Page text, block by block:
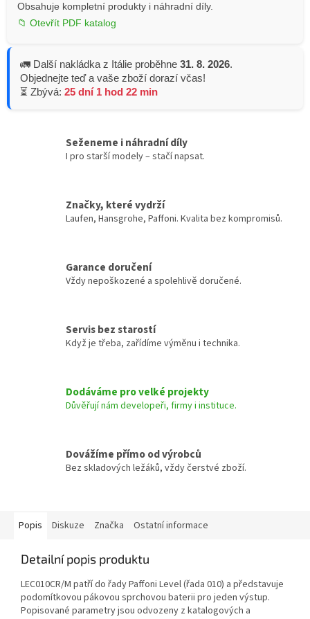
Obsahuje kompletní produkty i náhradní díly.
📁 Otevřít PDF katalog
🚛 Další nakládka z Itálie proběhne 31. 8. 2026.
Objednejte teď a vaše zboží dorazí včas!
⏳ Zbývá: 25 dní 1 hod 22 min
Seženeme i náhradní díly
I pro starší modely – stačí napsat.
Značky, které vydrží
Laufen, Hansgrohe, Paffoni. Kvalita bez kompromisů.
Garance doručení
Vždy nepoškozené a spolehlivě doručené.
Servis bez starostí
Když je třeba, zařídíme výměnu i technika.
Dodáváme pro velké projekty
Důvěřují nám developeři, firmy i instituce.
Dovážíme přímo od výrobců
Bez skladových ležáků, vždy čerstvé zboží.
Popis Diskuze Značka Ostatní informace
Detailní popis produktu
LEC010CR/M patří do řady Paffoni Level (řada 010) a představuje
podomítkovou pákovou sprchovou baterii pro jeden výstup.
Popisované parametry jsou odvozeny z katalogových a